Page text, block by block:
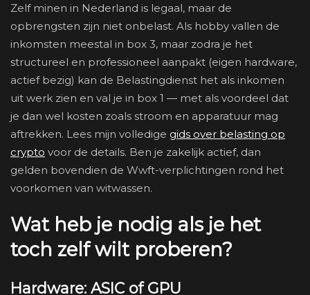
Zelf minen in Nederland is legaal, maar de
opbrengsten zijn niet onbelast. Als hobby vallen de
inkomsten meestal in box 3, maar zodra je het
structureel en professioneel aanpakt (eigen hardware,
actief bezig) kan de Belastingdienst het als inkomen
uit werk zien en val je in box 1 — met als voordeel dat
je dan wel kosten zoals stroom en apparatuur mag
aftrekken. Lees mijn volledige gids over belasting op
crypto voor de details. Ben je zakelijk actief, dan
gelden bovendien de Wwft-verplichtingen rond het
voorkomen van witwassen.
Wat heb je nodig als je het
toch zelf wilt proberen?
Hardware: ASIC of GPU